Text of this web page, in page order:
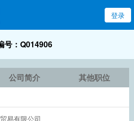
登录
号：Q014906
公司简介
其他职位
易有限公司